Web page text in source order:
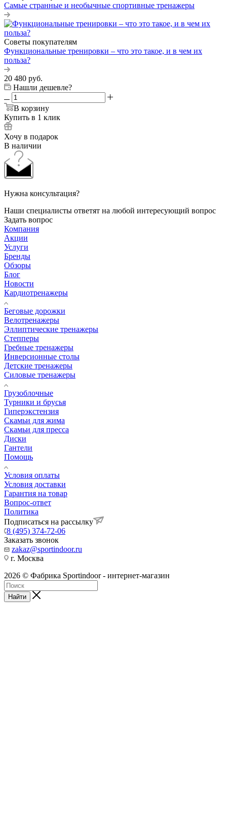
Самые странные и необычные спортивные тренажеры
Советы покупателям
Функциональные тренировки – что это такое, и в чем их
польза?
20 480 руб.
Нашли дешевле?
В корзину
Купить в 1 клик
Хочу в подарок
В наличии
Нужна консультация?
Наши специалисты ответят на любой интересующий вопрос
Задать вопрос
Компания
Акции
Услуги
Бренды
Обзоры
Блог
Новости
Кардиотренажеры
Беговые дорожки
Велотренажеры
Эллиптические тренажеры
Степперы
Гребные тренажеры
Инверсионные столы
Детские тренажеры
Силовые тренажеры
Грузоблочные
Турники и брусья
Гиперэкстензия
Скамьи для жима
Скамьи для пресса
Диски
Гантели
Помощь
Условия оплаты
Условия доставки
Гарантия на товар
Вопрос-ответ
Политика
Подписаться на рассылку
8 (495) 374-72-06
Заказать звонок
zakaz@sportindoor.ru
г. Москва
2026 © Фабрика Sportindoor - интернет-магазин
Найти